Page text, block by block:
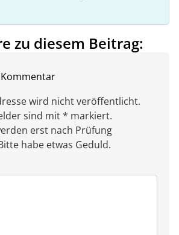
zu diesem Beitrag:
wird nicht veröffentlicht.
sind mit * markiert.
erst nach Prüfung
habe etwas Geduld.